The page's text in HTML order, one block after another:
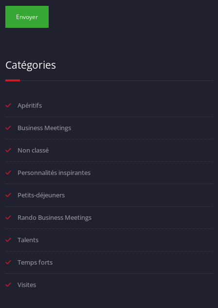
Catégories
Apéritifs
Business Meetings
Non classé
Personnalités inspirantes
Petits-déjeuners
Rando Business Meetings
Talents
Temps forts
Visites